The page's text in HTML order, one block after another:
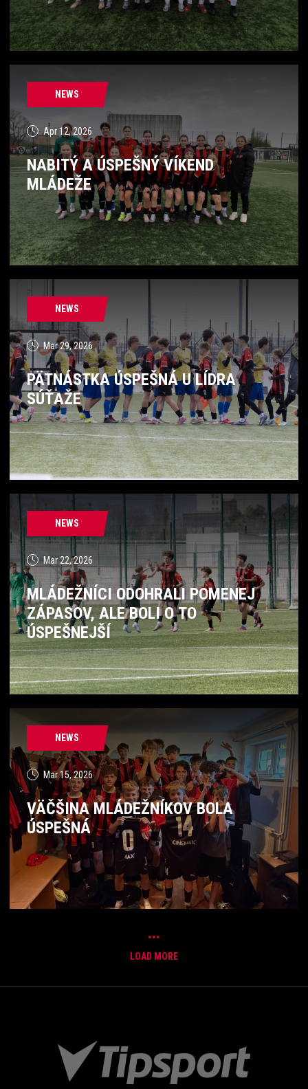
NEWS
Apr 12, 2026
NABITÝ A ÚSPEŠNÝ VÍKEND
MLÁDEŽE
NEWS
Mar 29, 2026
PÄTNÁSTKA ÚSPEŠNÁ U LÍDRA
SÚŤAŽE
NEWS
Mar 22, 2026
MLÁDEŽNÍCI ODOHRALI POMENEJ
ZÁPASOV, ALE BOLI O TO
ÚSPEŠNEJŠÍ
NEWS
Mar 15, 2026
VÄČŠINA MLÁDEŽNÍKOV BOLA
ÚSPEŠNÁ
...
LOAD MORE